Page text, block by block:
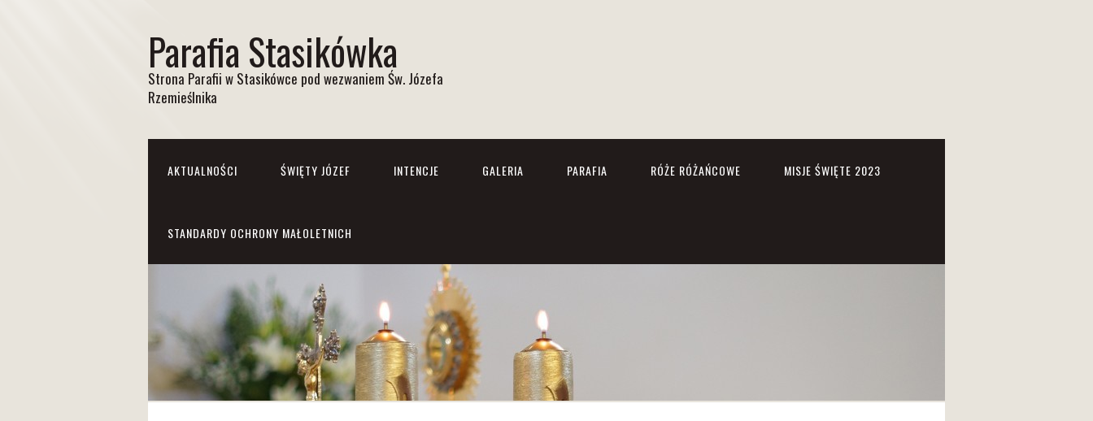
Parafia Stasikówka
Strona Parafii w Stasikówce pod wezwaniem Św. Józefa
Rzemieślnika
AKTUALNOŚCI ŚWIĘTY JÓZEF INTENCJE GALERIA PARAFIA RÓŻE RÓŻAŃCOWE MISJE ŚWIĘTE 2023
STANDARDY OCHRONY MAŁOLETNICH